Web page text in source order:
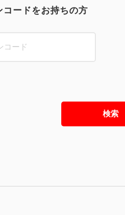
コードをお持ちの方
検索